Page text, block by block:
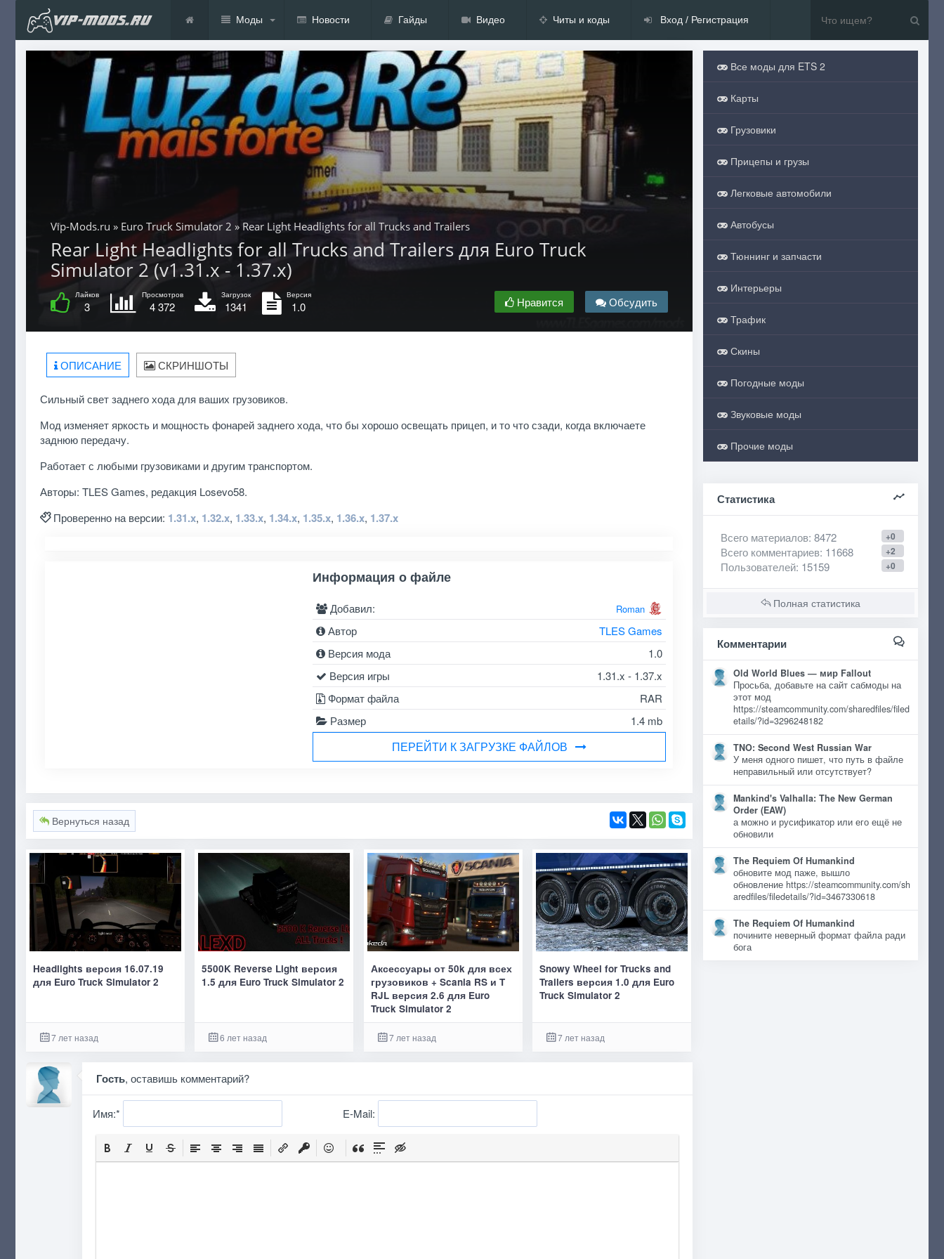
Моды Новости Гайды Видео Читы и коды Вход / Регистрация
Vip-Mods.ru » Euro Truck Simulator 2 » Rear Light Headlights for all Trucks and Trailers
Rear Light Headlights for all Trucks and Trailers для Euro Truck
Simulator 2 (v1.31.x - 1.37.x)
Лайков
3
Просмотров
4 372
Загрузок
1341
Версия
1.0 Нравится Обсудить
ОПИСАНИЕ СКРИНШОТЫ
Сильный свет заднего хода для ваших грузовиков.
Мод изменяет яркость и мощность фонарей заднего хода, что бы хорошо освещать прицеп, и то что сзади, когда включаете
заднюю передачу.
Работает с любыми грузовиками и другим транспортом.
Авторы: TLES Games, редакция Losevo58.
Проверенно на версии: 1.31.x, 1.32.x, 1.33.x, 1.34.x, 1.35.x, 1.36.x, 1.37.x
Информация о файле
Добавил: Roman
Автор
TLES Games
Версия мода
1.0
Версия игры
1.31.x - 1.37.x
Формат файла
RAR
Размер
1.4 mb
ПЕРЕЙТИ К ЗАГРУЗКЕ ФАЙЛОВ
Вернуться назад
Headlights версия 16.07.19
для Euro Truck Simulator 2
7 лет назад
5500K Reverse Light версия
1.5 для Euro Truck Simulator 2
6 лет назад
Аксессуары от 50k для всех
грузовиков + Scania RS и T
RJL версия 2.6 для Euro
Truck Simulator 2
7 лет назад
Snowy Wheel for Trucks and
Trailers версия 1.0 для Euro
Truck Simulator 2
7 лет назад
Гость, оставишь комментарий?
Имя:* E-Mail:
Все моды для ETS 2
Карты
Грузовики
Прицепы и грузы
Легковые автомобили
Автобусы
Тюннинг и запчасти
Интерьеры
Трафик
Скины
Погодные моды
Звуковые моды
Прочие моды
Статистика
+0
Всего материалов: 8472
+2
Всего комментариев: 11668
+0
Пользователей: 15159
Полная статистика
Комментарии
Old World Blues — мир Fallout
Просьба, добавьте на сайт сабмоды на
этот мод
https://steamcommunity.com/sharedfiles/filed
etails/?id=3296248182
TNO: Second West Russian War
У меня одного пишет, что путь в файле
неправильный или отсутствует?
Mankind's Valhalla: The New German
Order (EAW)
а можно и русификатор или его ещё не
обновили
The Requiem Of Humankind
обновите мод паже, вышло
обновление https://steamcommunity.com/sh
aredfiles/filedetails/?id=3467330618
The Requiem Of Humankind
почините неверный формат файла ради
бога